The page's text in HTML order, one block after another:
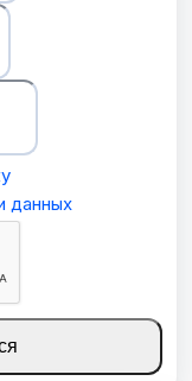
данных